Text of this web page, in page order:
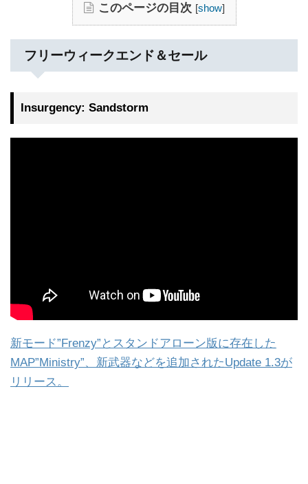
このページの目次 [show]
フリーウィークエンド＆セール
Insurgency: Sandstorm
新モード”Frenzy”とスタンドアローン版に存在した
MAP”Ministry”、新武器などを追加されたUpdate 1.3が
リリース。